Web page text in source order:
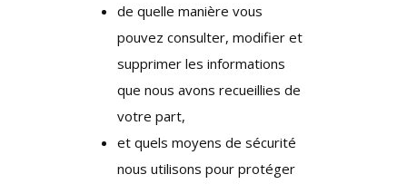
de quelle manière vous
pouvez consulter, modifier et
supprimer les informations
que nous avons recueillies de
votre part,
et quels moyens de sécurité
nous utilisons pour protéger